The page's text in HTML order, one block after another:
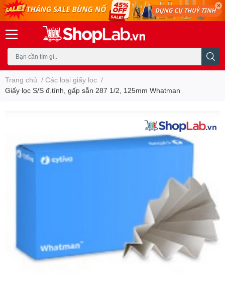
Trang chủ / Các loại giấy lọc /
Giấy lọc S/S đ.tính, gấp sẵn 287 1/2, 125mm Whatman